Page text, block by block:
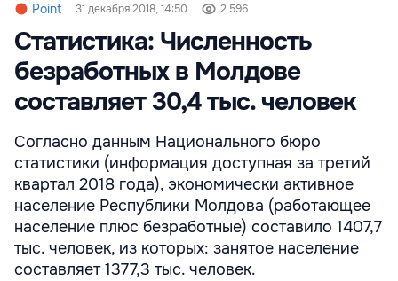
Point 31 декабря 2018, 14:50 2 596
Статистика: Численность
безработных в Молдове
составляет 30,4 тыс. человек
Согласно данным Национального бюро
статистики (информация доступная за третий
квартал 2018 года), экономически активное
население Республики Молдова (работающее
население плюс безработные) составило 1407,7
тыс. человек, из которых: занятое население
составляет 1377,3 тыс. человек.